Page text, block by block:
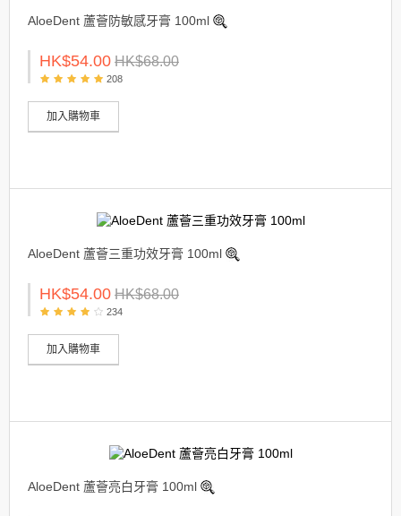
AloeDent 蘆薈防敏感牙膏 100ml
HK$54.00 HK$68.00
208
加入購物車
AloeDent 蘆薈三重功效牙膏 100ml
HK$54.00 HK$68.00
234
加入購物車
AloeDent 蘆薈亮白牙膏 100ml